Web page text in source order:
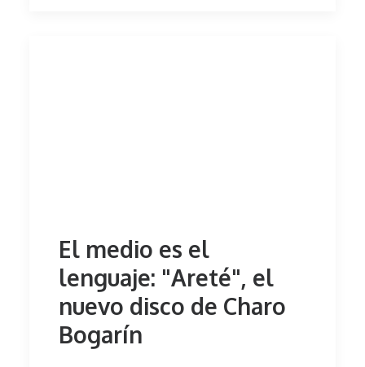
El medio es el
lenguaje: "Areté", el
nuevo disco de Charo
Bogarín